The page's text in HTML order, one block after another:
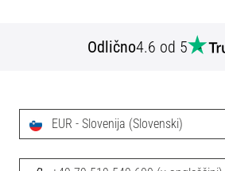
Odlično4.6 od 5
EUR - Slovenija (Slovenski)